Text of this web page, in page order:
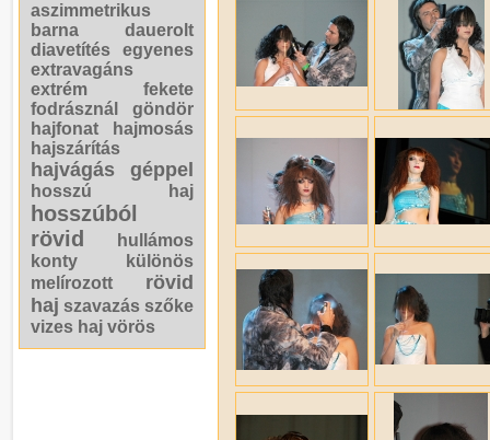
aszimmetrikus
barna
dauerolt
diavetítés
egyenes
extravagáns
extrém
fekete
fodrásznál
göndör
hajfonat
hajmosás
hajszárítás
hajvágás géppel
hosszú haj
hosszúból
rövid
hullámos
konty
különös
melírozott
rövid
haj szavazás szőke
vizes haj vörös